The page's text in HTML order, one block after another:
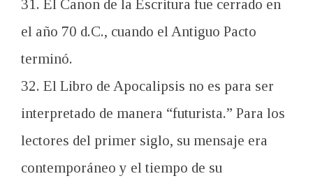
31. El Canon de la Escritura fue cerrado en
el año 70 d.C., cuando el Antiguo Pacto
terminó.
32. El Libro de Apocalipsis no es para ser
interpretado de manera “futurista.” Para los
lectores del primer siglo, su mensaje era
contemporáneo y el tiempo de su